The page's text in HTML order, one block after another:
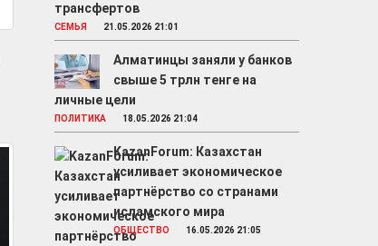
трансфертов
СЕМЬЯ 21.05.2026 21:01
Алматинцы заняли у банков
свыше 5 трлн тенге на
личные цели
ПОЛИТИКА 18.05.2026 21:04
KazanForum: Казахстан
усиливает экономическое
партнёрство со странами
исламского мира
ОБЩЕСТВО 16.05.2026 21:05